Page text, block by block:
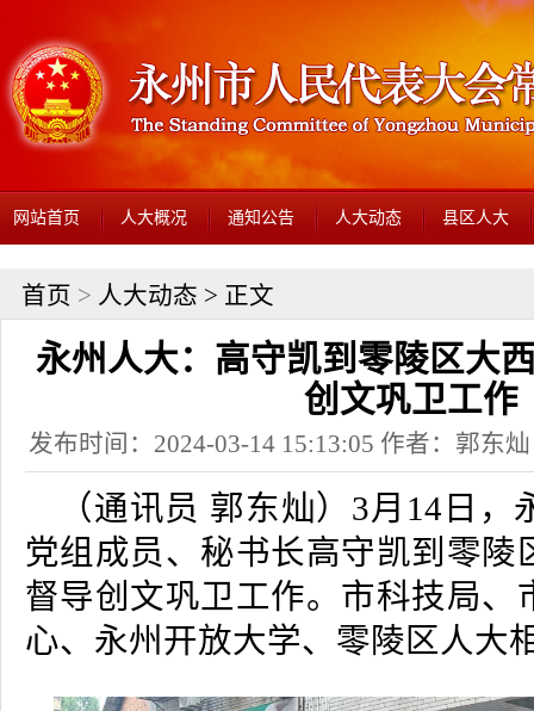
网站首页 人大概况 通知公告 人大动态 县区人大
首页 > 人大动态 > 正文
永州人大：高守凯到零陵区大
创文巩卫工作
发布时间：2024-03-14 15:13:05 作者：郭东
（通讯员 郭东灿）3月14日
党组成员、秘书长高守凯到零陵
督导创文巩卫工作。市科技局、
心、永州开放大学、零陵区人大